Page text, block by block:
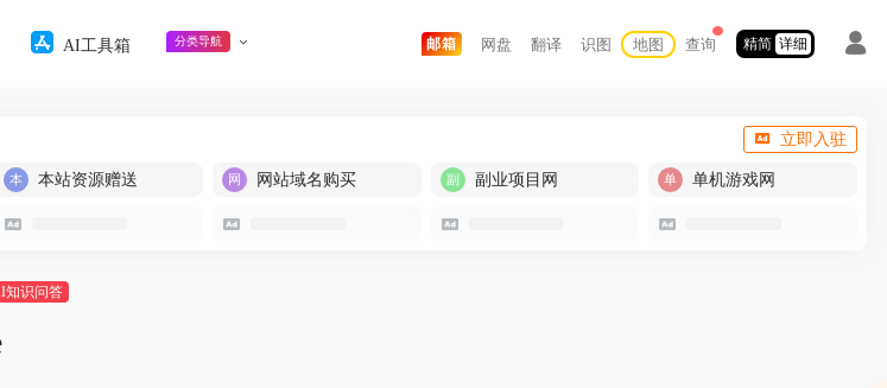
AI工具箱 分类导航 邮箱 网盘 翻译 识图 地图 查询 精简 详细
立即入驻
本站资源赠送 网站域名购买 副业项目网 单机游戏网
知识问答